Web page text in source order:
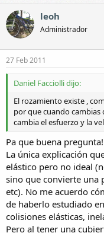
leoh
Administrador
27 Feb 2011
Daniel Facciolli dijo:
El rozamiento existe ,
por que cuando
cambia el esfuerzo y la
Pa que buena
La única explicación
elástico pero no ideal
sino que convierte una
etc). No me acuerdo
de haberlo estudiado
colisiones elásticas,
Pero al tener una